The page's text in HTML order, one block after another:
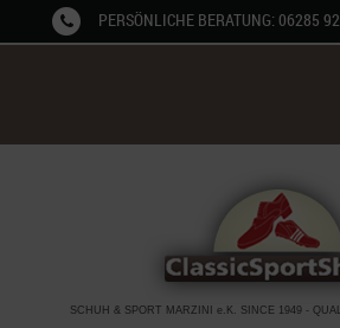
PERSÖNLICHE BERATUNG: 06285
SCHUH & SPORT MARZINI e.K. SINCE 1949 -